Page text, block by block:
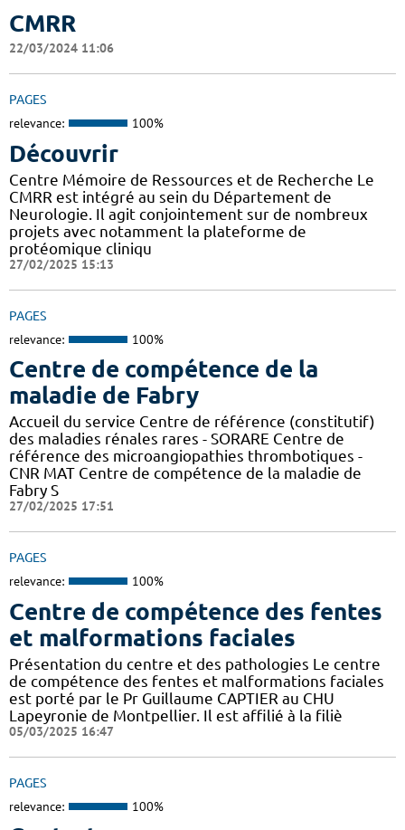
CMRR
22/03/2024 11:06
PAGES
relevance: 100%
Découvrir
Centre Mémoire de Ressources et de Recherche Le
CMRR est intégré au sein du Département de
Neurologie. Il agit conjointement sur de nombreux
projets avec notamment la plateforme de
protéomique cliniqu
27/02/2025 15:13
PAGES
relevance: 100%
Centre de compétence de la
maladie de Fabry
Accueil du service Centre de référence (constitutif)
des maladies rénales rares - SORARE Centre de
référence des microangiopathies thrombotiques -
CNR MAT Centre de compétence de la maladie de
Fabry S
27/02/2025 17:51
PAGES
relevance: 100%
Centre de compétence des fentes
et malformations faciales
Présentation du centre et des pathologies Le centre
de compétence des fentes et malformations faciales
est porté par le Pr Guillaume CAPTIER au CHU
Lapeyronie de Montpellier. Il est affilié à la filiè
05/03/2025 16:47
PAGES
relevance: 100%